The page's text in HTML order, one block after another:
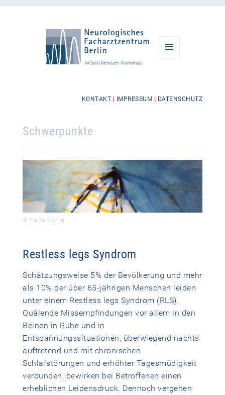
KONTAKT | IMPRESSUM | DATENSCHUTZ
Schwerpunkte
© Heike König
Restless legs Syndrom
Schätzungsweise 5% der Bevölkerung und mehr
als 10% der über 65-jährigen Menschen leiden
unter einem Restless legs Syndrom (RLS).
Quälende Missempfindungen vor allem in den
Beinen in Ruhe und in
Entspannungssituationen, überwiegend nachts
auftretend und mit chronischen
Schlafstörungen und erhöhter Tagesmüdigkeit
verbunden, bewirken bei Betroffenen einen
erheblichen Leidensdruck. Dennoch vergehen